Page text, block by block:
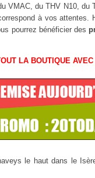
VMAC, du THV N10, du
à vos
pourrez bénéficier des
LA BOUTIQUE
le haut dans le